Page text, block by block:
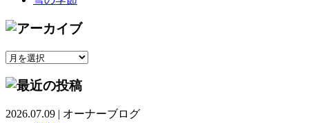
2026.07.09 | オーナーブログ